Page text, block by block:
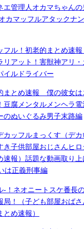
エ管理人オカマちゃんの
カマッフルアタックナ
フル！初老的まとめ速報
リアット！害獣神アリ・
イルドライバー
まとめ速報 僕の彼女は
豆腐メンタルメンヘラ電
のぬいぐるみ男子末路編
カッフルまっくす（デカ
き子供部屋おじさんヒロ
速報）話題な動画取り上
は正義刑事編
-！ネオニートスケ番長
局！（子ども部屋おばさ
め速報）